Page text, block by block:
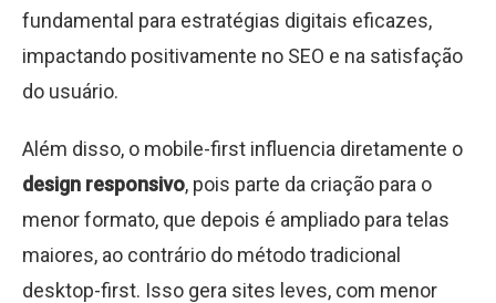
fundamental para estratégias digitais eficazes,
impactando positivamente no SEO e na satisfação
do usuário.
Além disso, o mobile-first influencia diretamente o
design responsivo, pois parte da criação para o
menor formato, que depois é ampliado para telas
maiores, ao contrário do método tradicional
desktop-first. Isso gera sites leves, com menor